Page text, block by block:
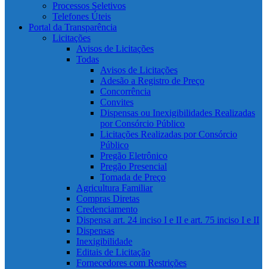
Processos Seletivos
Telefones Úteis
Portal da Transparência
Licitações
Avisos de Licitações
Todas
Avisos de Licitações
Adesão a Registro de Preço
Concorrência
Convites
Dispensas ou Inexigibilidades Realizadas
por Consórcio Público
Licitações Realizadas por Consórcio
Público
Pregão Eletrônico
Pregão Presencial
Tomada de Preço
Agricultura Familiar
Compras Diretas
Credenciamento
Dispensa art. 24 inciso I e II e art. 75 inciso I e II
Dispensas
Inexigibilidade
Editais de Licitação
Fornecedores com Restrições